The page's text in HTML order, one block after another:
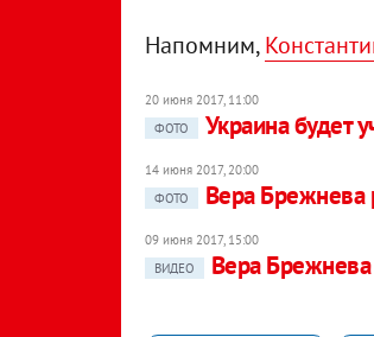
Напомним,
20 июня 2017, 11:00
ФОТО
Украина будет
14 июня 2017, 20:00
ФОТО
Вера Брежнева
09 июня 2017, 15:00
ВИДЕО
Вера Брежнева